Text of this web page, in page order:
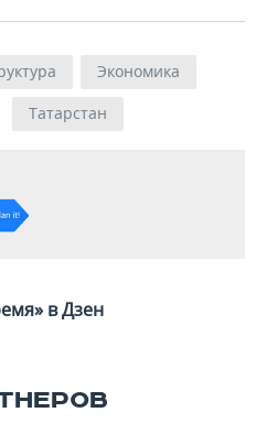
Экономика
Татарстан
в Дзен